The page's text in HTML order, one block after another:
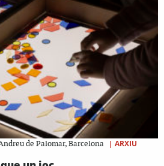
de Palomar, Barcelona | ARXIU